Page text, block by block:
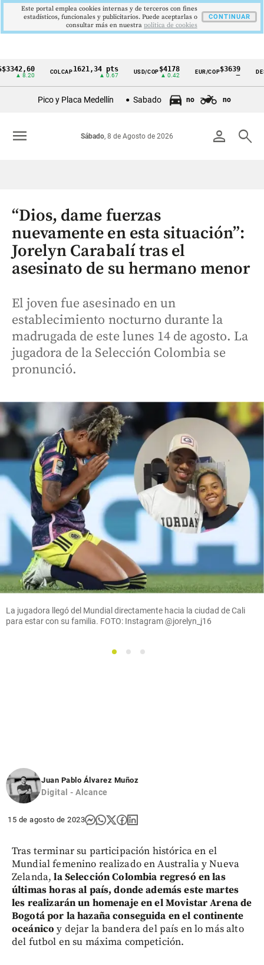
Cintillo
Colombia
COLCAP1621,34 pts USD/COP$4178
▲ 0.42
EUR/COP$3639
—
Pico y Placa Medellín Sabado no no
person search
Sábado, 8 de Agosto de 2026
menu
“Dios, dame fuerzas
nuevamente en esta situación”:
Jorelyn Carabalí tras el
asesinato de su hermano menor
El joven fue asesinado en un
establecimiento nocturno durante la
madrugada de este lunes 14 de agosto. La
jugadora de la Selección Colombia se
pronunció.
La jugadora llegó del Mundial directamente hacia la ciudad de Cali
para estar con su familia. FOTO: Instagram @jorelyn_j16
1 2 3
Juan Pablo Álvarez Muñoz
Digital - Alcance
15 de agosto de 2023
Tras terminar su participación histórica en el
Mundial femenino realizado en Australia y Nueva
Zelanda,la Selección Colombia regresó en las
últimas horas al país, donde además este martes
les realizarán un homenaje en el Movistar Arena de
Bogotá por la hazaña conseguida en el continente
oceánico y dejar la bandera del país en lo más alto
del futbol en su máxima competición.
Este portal emplea cookies internas y de terceros con fines
estadísticos, funcionales y publicitarios. Puede aceptarlas o
consultar más en nuestra politica de cookies
CONTINUAR